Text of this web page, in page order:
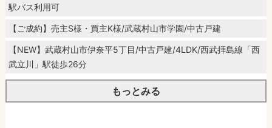
駅バス利用可
【ご成約】売主S様・買主K様/武蔵村山市学園/中古戸建
【NEW】武蔵村山市伊奈平5丁目/中古戸建/4LDK/西武拝島線「西
武立川」駅徒歩26分
もっとみる